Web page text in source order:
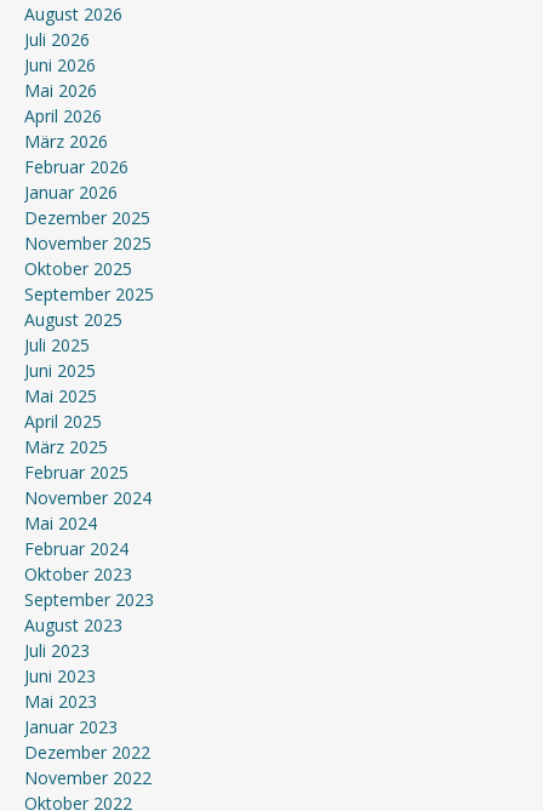
August 2026
Juli 2026
Juni 2026
Mai 2026
April 2026
März 2026
Februar 2026
Januar 2026
Dezember 2025
November 2025
Oktober 2025
September 2025
August 2025
Juli 2025
Juni 2025
Mai 2025
April 2025
März 2025
Februar 2025
November 2024
Mai 2024
Februar 2024
Oktober 2023
September 2023
August 2023
Juli 2023
Juni 2023
Mai 2023
Januar 2023
Dezember 2022
November 2022
Oktober 2022